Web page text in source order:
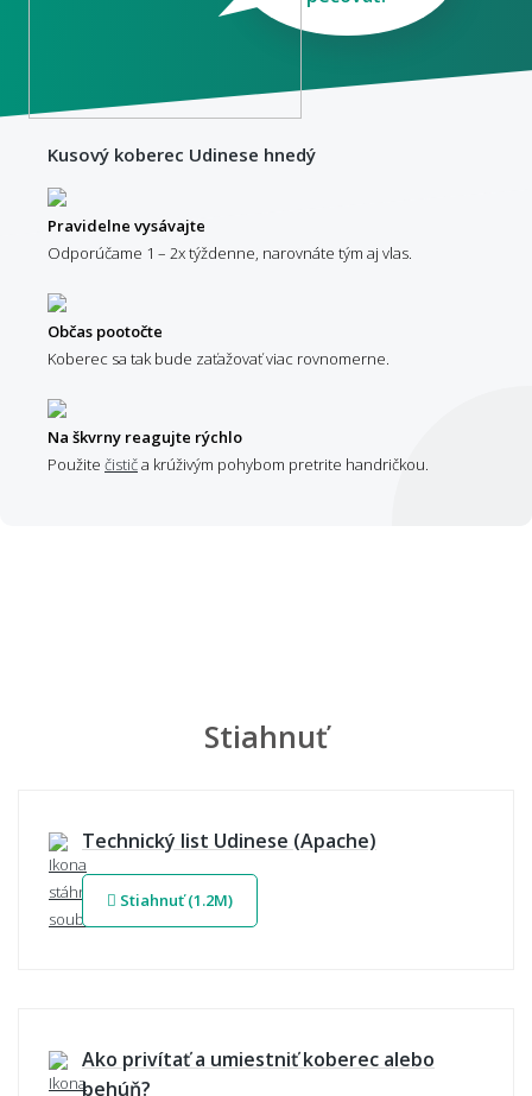
Kusový koberec Udinese hnedý
Pravidelne vysávajte
Odporúčame 1 – 2x týždenne, narovnáte tým aj vlas.
Občas pootočte
Koberec sa tak bude zaťažovať viac rovnomerne.
Na škvrny reagujte rýchlo
Použite čističa krúživým pohybom pretrite handričkou.
Stiahnuť
Technický list Udinese (Apache)
Stiahnuť (1.2M)
Ako privítať a umiestniť koberec alebo
behúň?